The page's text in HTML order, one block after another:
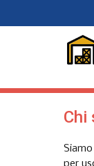
Chi
per